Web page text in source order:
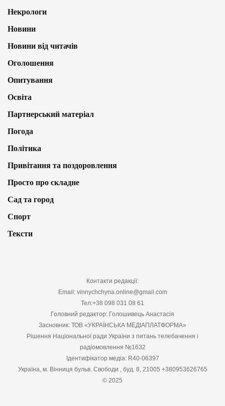
Некрологи
Новини
Новини від читачів
Оголошення
Опитування
Освіта
Партнерський матеріал
Погода
Політика
Привітання та поздоровлення
Просто про складне
Сад та город
Спорт
Тексти
Контакти редакції:
Email: vinnychchyna.online@gmail.com
Тел:+38 098 031 08 61
Головний редактор: Голошивець Анастасія
Засновник: ТОВ «УКРАЇНСЬКА МЕДІАПЛАТФОРМА»
Рішення Національної ради України з питань телебачення і
радіомовлення №1632
Ідентифікатор медіа: R40-06397
Україна, м. Вінниця бульв. Свободи , буд. 8, 21005 +380953626765
© 2025